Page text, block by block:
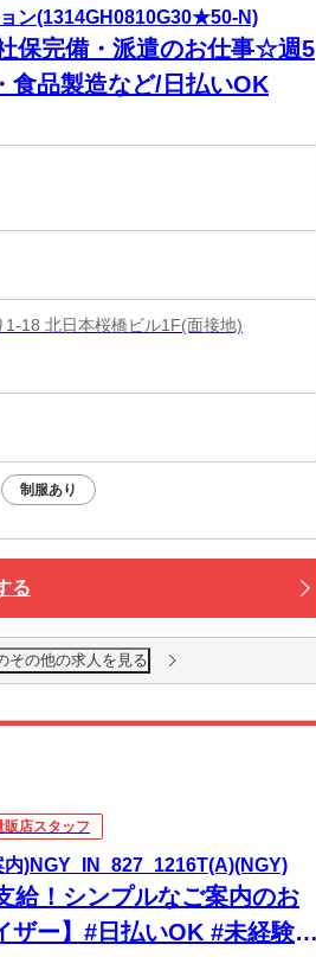
ン(1314GH0810G30★50-N)
保完備・派遣のお仕事☆週5
品製造など/日払いOK
18 北日本桜橋ビル1F(面接地)
制服あり
る
その他の求人を見る
販店スタッフ
)NGY_IN_827_1216T(A)(NGY)
給！シンプルなご案内のお
ザー】#日払いOK #未経験